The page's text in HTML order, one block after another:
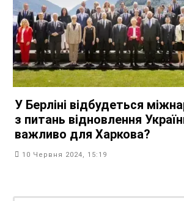
У Берліні відбудеться
з питань відновлення
важливо для Харкова?
10 Червня 2024, 15:19